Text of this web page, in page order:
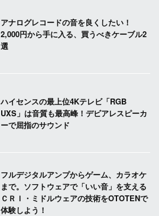
アナログレコードの音を良くしたい！
2,000円から手に入る、買うべきケーブル2
選
ハイセンスの最上位4Kテレビ「RGB
UXS」は音質も最高峰！デビアレスピーカ
ーで屈指のサウンド
フルデジタルアンプからゲーム、カラオケ
まで。ソフトウェアで「いい音」を支える
ＣＲＩ・ミドルウェアの技術をOTOTENで
体験しよう！